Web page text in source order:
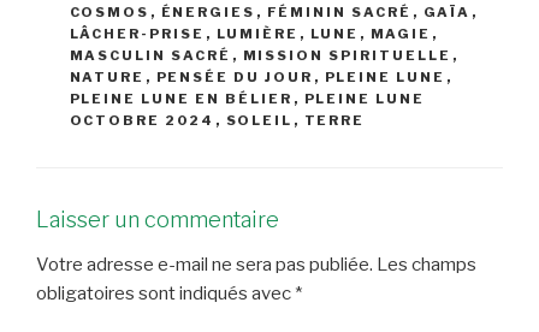
COSMOS , ÉNERGIES , FÉMININ SACRÉ , GAÏA ,
LÂCHER-PRISE , LUMIÈRE , LUNE , MAGIE ,
MASCULIN SACRÉ , MISSION SPIRITUELLE ,
NATURE , PENSÉE DU JOUR , PLEINE LUNE ,
PLEINE LUNE EN BÉLIER , PLEINE LUNE
OCTOBRE 2024 , SOLEIL , TERRE
Laisser un commentaire
Votre adresse e-mail ne sera pas publiée. Les champs
obligatoires sont indiqués avec *